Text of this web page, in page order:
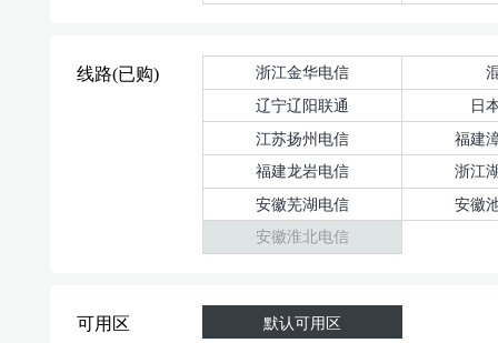
线路(已购) 浙江金华电信
辽宁辽阳联通
日
江苏扬州电信
福建
福建龙岩电信
浙江
安徽芜湖电信
安徽
安徽淮北电信
可用区 默认可用区